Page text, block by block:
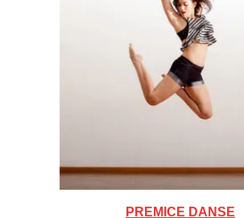
PREMICE DANSE